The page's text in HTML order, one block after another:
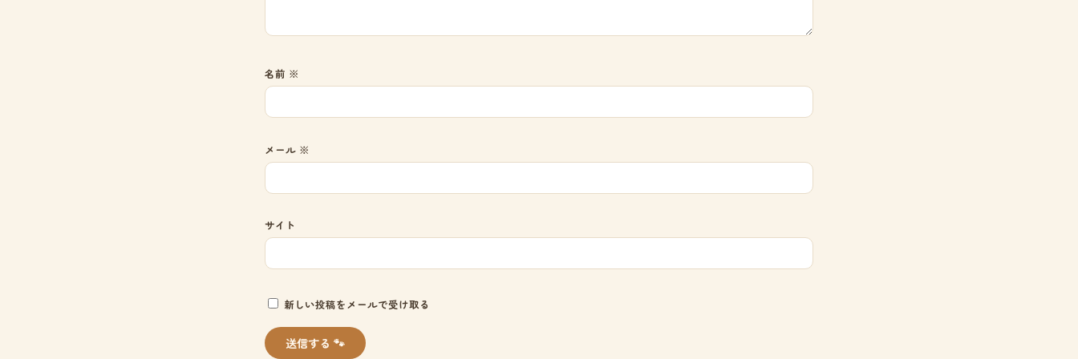
名前 ※
メール ※
サイト
新しい投稿をメールで受け取る